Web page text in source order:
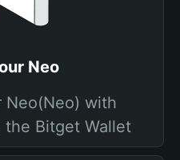
Neo
Neo(Neo) with
Bitget Wallet